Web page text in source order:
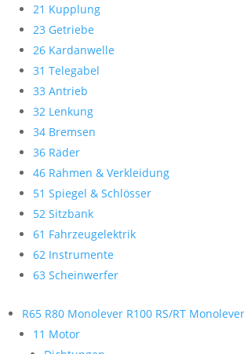
21 Kupplung
23 Getriebe
26 Kardanwelle
31 Telegabel
33 Antrieb
32 Lenkung
34 Bremsen
36 Räder
46 Rahmen & Verkleidung
51 Spiegel & Schlösser
52 Sitzbank
61 Fahrzeugelektrik
62 Instrumente
63 Scheinwerfer
R65 R80 Monolever R100 RS/RT
11 Motor